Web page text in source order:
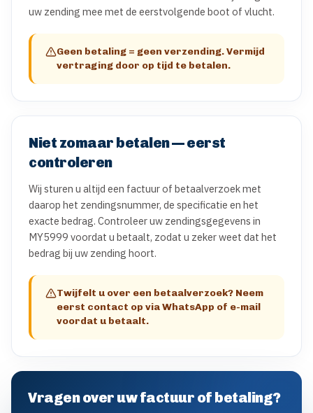
uw zending mee met de eerstvolgende boot of vlucht.
Geen betaling = geen verzending. Vermijd
vertraging door op tijd te betalen.
Niet zomaar betalen — eerst
controleren
Wij sturen u altijd een factuur of betaalverzoek met
daarop het zendingsnummer, de specificatie en het
exacte bedrag. Controleer uw zendingsgegevens in
MY5999 voordat u betaalt, zodat u zeker weet dat het
bedrag bij uw zending hoort.
Twijfelt u over een betaalverzoek? Neem
eerst contact op via WhatsApp of e-mail
voordat u betaalt.
Vragen over uw factuur of betaling?